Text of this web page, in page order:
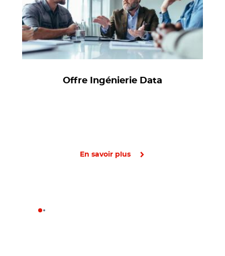
Offre Ingénierie Data
En savoir plus